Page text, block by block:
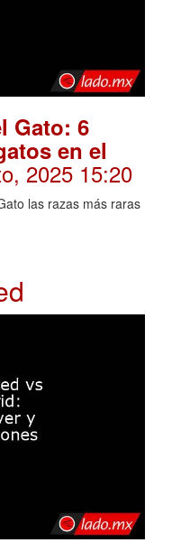
Gato: 6
en el
2025 15:20
las razas más raras